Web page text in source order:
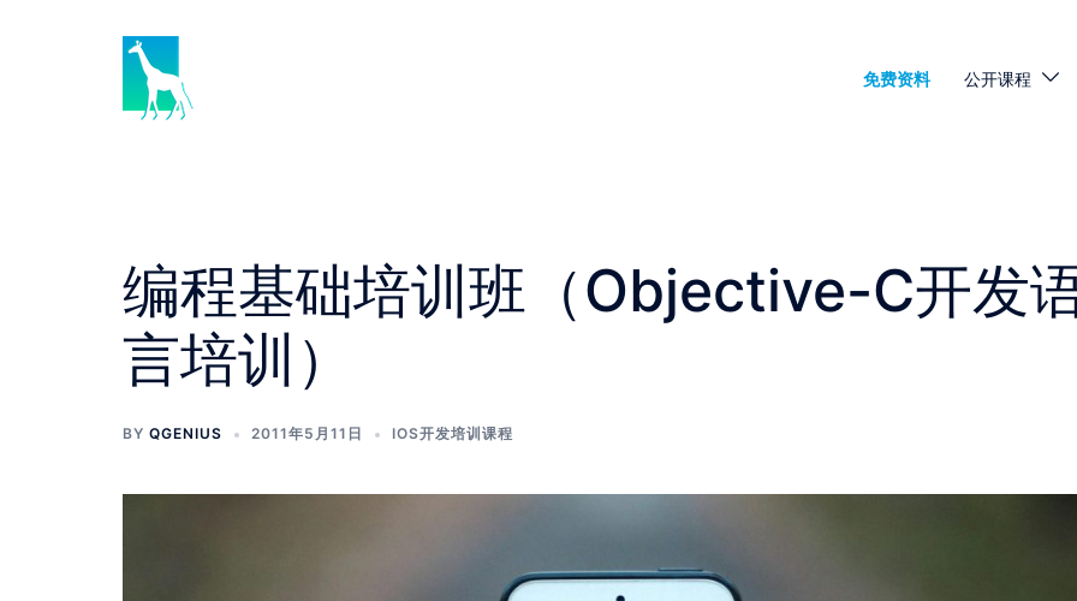
免费资料 公开课程
编程基础培训班（Objective-C开发
言培训）
BY QGENIUS 2011年5月11日 IOS开发培训课程